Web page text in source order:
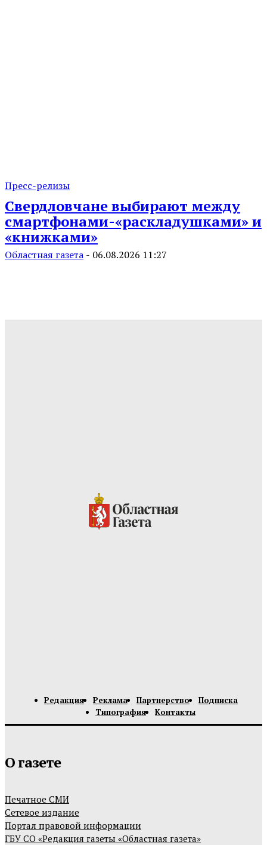
Пресс-релизы
Свердловчане выбирают между
смартфонами-«раскладушками» и
«книжками»
Областная газета - 06.08.2026 11:27
Редакция Реклама Партнерство
Подписка
Типография
Контакты
О газете
Печатное СМИ
Сетевое издание
Портал правовой информации
ГБУ СО «Редакция газеты «Областная газета»